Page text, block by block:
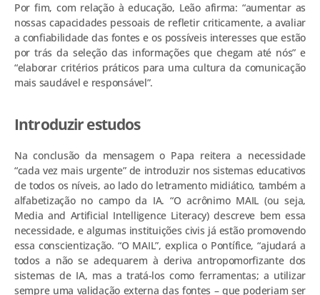
Por fim, com relação à educação, Leão afirma: “aumentar as
nossas capacidades pessoais de refletir criticamente, a avaliar
a confiabilidade das fontes e os possíveis interesses que estão
por trás da seleção das informações que chegam até nós” e
“elaborar critérios práticos para uma cultura da comunicação
mais saudável e responsável”.
Introduzir estudos
Na conclusão da mensagem o Papa reitera a necessidade
“cada vez mais urgente” de introduzir nos sistemas educativos
de todos os níveis, ao lado do letramento midiático, também a
alfabetização no campo da IA. “O acrônimo MAIL (ou seja,
Media and Artificial Intelligence Literacy) descreve bem essa
necessidade, e algumas instituições civis já estão promovendo
essa conscientização. “O MAIL”, explica o Pontífice, “ajudará a
todos a não se adequarem à deriva antropomorfizante dos
sistemas de IA, mas a tratá-los como ferramentas; a utilizar
sempre uma validação externa das fontes – que poderiam ser